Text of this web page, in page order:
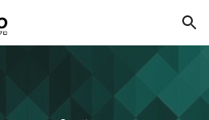
Skip to navigation